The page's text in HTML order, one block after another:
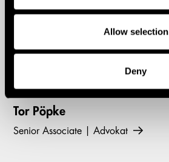
Allow selection
Deny
Senior Associate | Advokat
Annika Brandt
Specialist Counsel | Advokat
Tor Pöpke
Senior Associate | Advokat